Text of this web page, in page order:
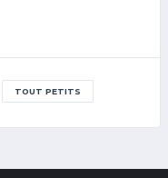
TOUT PETITS